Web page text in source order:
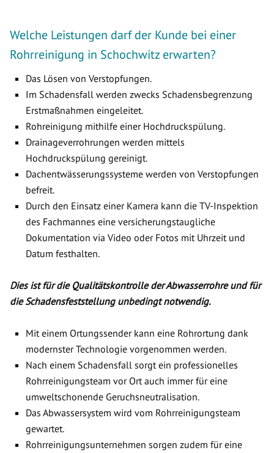
Welche Leistungen darf der Kunde bei einer
Rohrreinigung in Schochwitz erwarten?
Das Lösen von Verstopfungen.
Im Schadensfall werden zwecks Schadensbegrenzung
Erstmaßnahmen eingeleitet.
Rohreinigung mithilfe einer Hochdruckspülung.
Drainageverrohrungen werden mittels
Hochdruckspülung gereinigt.
Dachentwässerungssysteme werden von Verstopfungen
befreit.
Durch den Einsatz einer Kamera kann die TV-Inspektion
des Fachmannes eine versicherungstaugliche
Dokumentation via Video oder Fotos mit Uhrzeit und
Datum festhalten.
Dies ist für die Qualitätskontrolle der Abwasserrohre und für
die Schadensfeststellung unbedingt notwendig.
Mit einem Ortungssender kann eine Rohrortung dank
modernster Technologie vorgenommen werden.
Nach einem Schadensfall sorgt ein professionelles
Rohrreinigungsteam vor Ort auch immer für eine
umweltschonende Geruchsneutralisation.
Das Abwassersystem wird vom Rohrreinigungsteam
gewartet.
Rohrreinigungsunternehmen sorgen zudem für eine